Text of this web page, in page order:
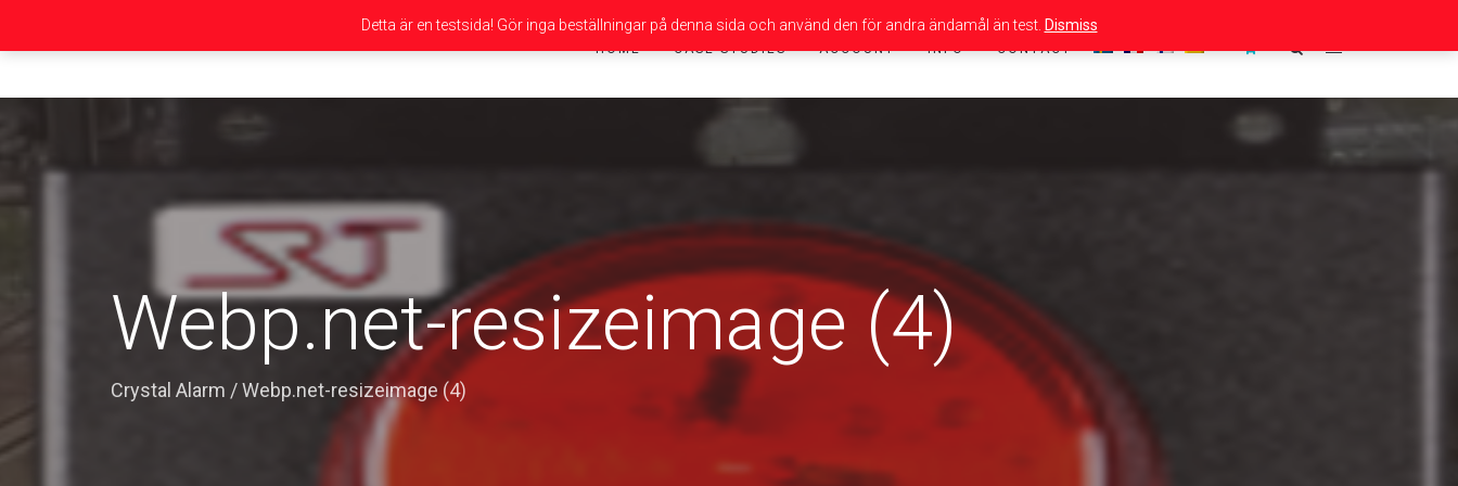
HOME CASE STUDIES ACCOUNT INFO CONTACT
Webp.net-resizeimage (4)
Crystal Alarm /Webp.net-resizeimage (4)
Detta är en testsida! Gör inga beställningar på denna sida och använd den för andra ändamål än test. Dismiss